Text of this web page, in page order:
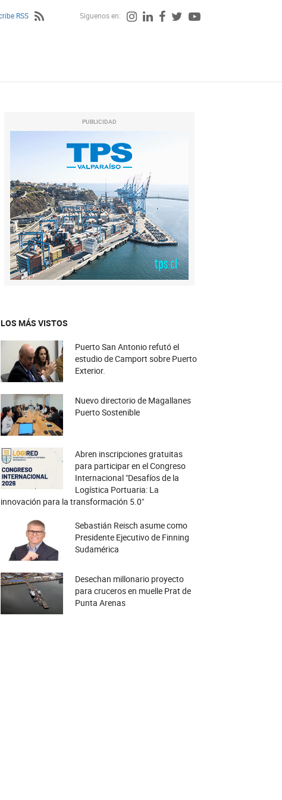
RSS Siguenos en:
PUBLICIDAD
LOS MÁS VISTOS
Puerto San Antonio refutó el
estudio de Camport sobre Puerto
Exterior.
Nuevo directorio de Magallanes
Puerto Sostenible
Abren inscripciones gratuitas
para participar en el Congreso
Internacional "Desafíos de la
Logística Portuaria: La
innovación para la transformación 5.0"
Sebastián Reisch asume como
Presidente Ejecutivo de Finning
Sudamérica
Desechan millonario proyecto
para cruceros en muelle Prat de
Punta Arenas